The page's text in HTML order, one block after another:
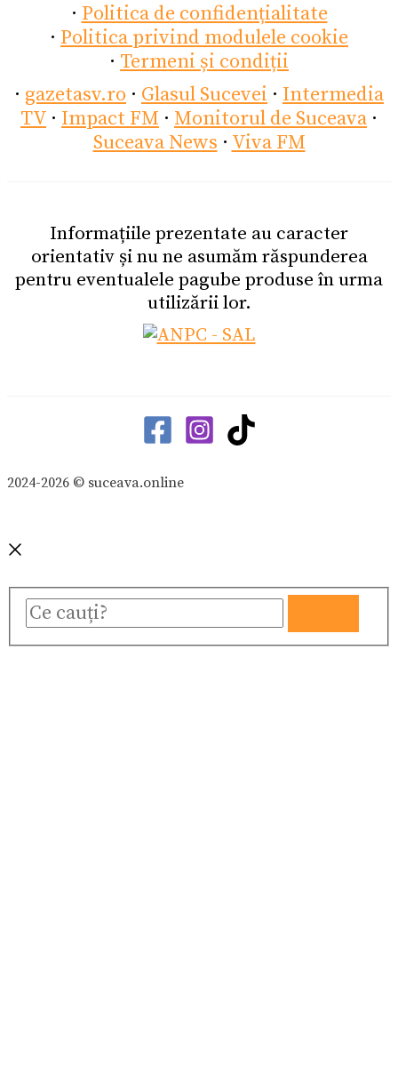
· Politica de confidențialitate
· Politica privind modulele cookie
· Termeni și condiții
· gazetasv.ro · Glasul Sucevei · Intermedia
TV · Impact FM · Monitorul de Suceava ·
Suceava News · Viva FM
Informațiile prezentate au caracter
orientativ și nu ne asumăm răspunderea
pentru eventualele pagube produse în urma
utilizării lor.
2024-2026 © suceava.online